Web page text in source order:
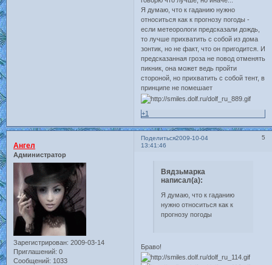
Я думаю, что к гаданию нужно
относиться как к прогнозу погоды -
если метеорологи предсказали дождь,
то лучше прихватить с собой из дома
зонтик, но не факт, что он пригодится. И
предсказанная гроза не повод отменять
пикник, она может ведь пройти
стороной, но прихватить с собой тент, в
принципе не помешает
+1
Поделиться 5
2009-10-04
13:41:46
Ангел
Администратор
Зарегистрирован: 2009-03-14
Приглашений: 0
Сообщений: 1033
Вядзьмарка
написал(а):
Я думаю, что к гаданию
нужно относиться как к
прогнозу погоды
Браво!